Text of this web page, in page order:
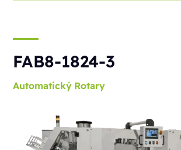
FAB8-1824-3
Automatický Rotary